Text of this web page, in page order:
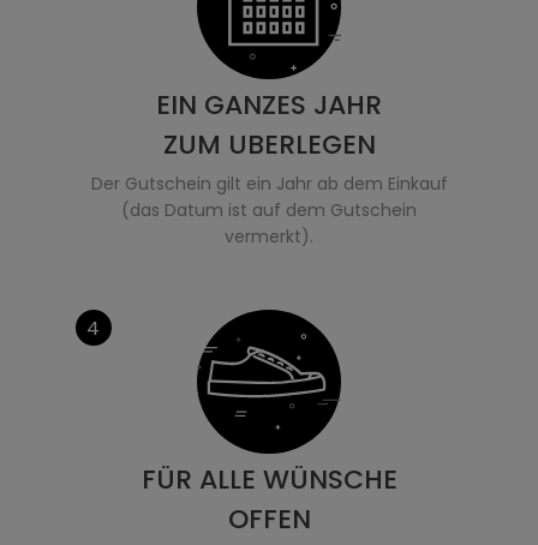
EIN GANZES JAHR
ZUM UBERLEGEN
Der Gutschein gilt ein Jahr ab dem Einkauf
(das Datum ist auf dem Gutschein
vermerkt).
4
FÜR ALLE WÜNSCHE
OFFEN